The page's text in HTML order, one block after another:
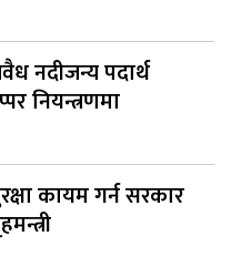
नदीजन्य पदार्थ
नियन्त्रणमा
कायम गर्न सरकार